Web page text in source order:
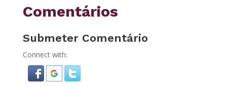
Comentários
Submeter Comentário
Connect with: